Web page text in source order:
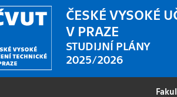
ČESKÉ VYSOKÉ
V PRAZE
STUDIJNÍ PLÁNY
2025/2026